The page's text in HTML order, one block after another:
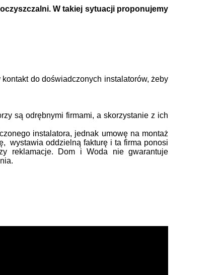
W takiej sytuacji proponujemy
kontakt do doświadczonych instalatorów, żeby
są odrębnymi firmami, a skorzystanie z ich
instalatora, jednak umowę na montaż
wystawia oddzielną fakturę i ta firma ponosi
reklamacje. Dom i Woda nie gwarantuje